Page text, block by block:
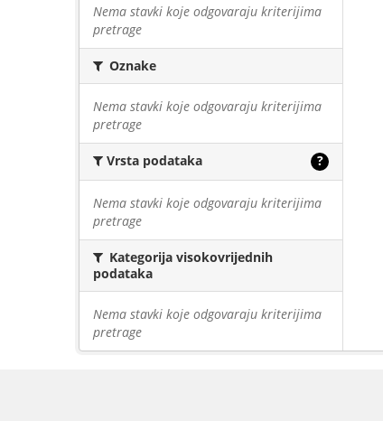
Nema stavki koje odgovaraju kriterijima
pretrage
Oznake
Nema stavki koje odgovaraju kriterijima
pretrage
Vrsta podataka ?
Nema stavki koje odgovaraju kriterijima
pretrage
Kategorija visokovrijednih
podataka
Nema stavki koje odgovaraju kriterijima
pretrage